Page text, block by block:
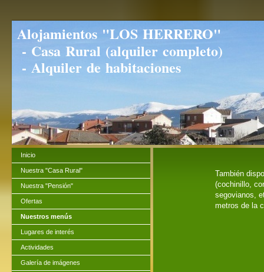
Alojamientos "LOS HERRERO"
- Casa Rural (alquiler completo)
- Alquiler de habitaciones
Inicio
Nuestra "Casa Rural"
Nuestra "Pensión"
Ofertas
Nuestros menús
Lugares de interés
Actividades
Galería de imágenes
También
(cochinillo,
segovianos,
metros de la